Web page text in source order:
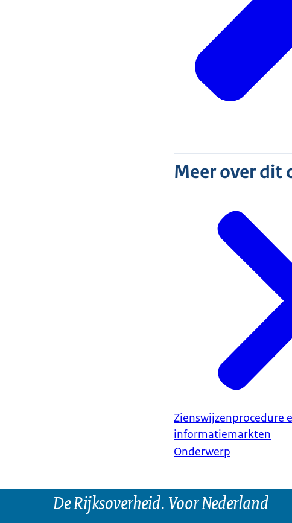
informatie
Participatie
– IenW
Meer over dit
Zienswijzenprocedure
informatiemarkten
Onderwerp
De Rijksoverheid. Voor Nederland